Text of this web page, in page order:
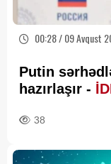
00:28 / 09 Avqust
Putin
hazırlaşır -
38